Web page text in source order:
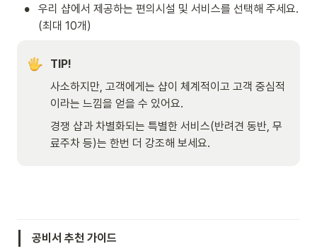
•
우리 샵에서 제공하는 편의시설 및 서비스를 선택해 주세요.
(최대 10개)
TIP!
사소하지만, 고객에게는 샵이 체계적이고 고객 중심적
이라는 느낌을 얻을 수 있어요.
경쟁 샵과 차별화되는 특별한 서비스(반려견 동반, 무
료주차 등)는 한번 더 강조해 보세요.
공비서 추천 가이드